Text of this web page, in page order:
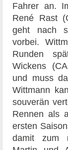
Fahrer an.
René Rast
geht nach
vorbei.
Runden
Wickens
und muss
Wittmann
souverän
Rennen als
ersten
damit zum